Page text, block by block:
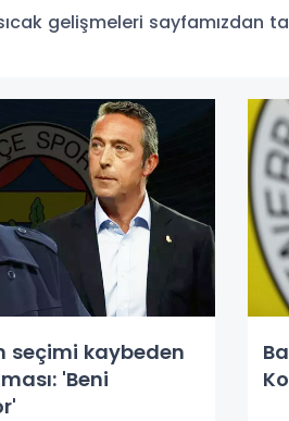
gelişmeleri sayfamızdan
seçimi kaybeden
'Beni